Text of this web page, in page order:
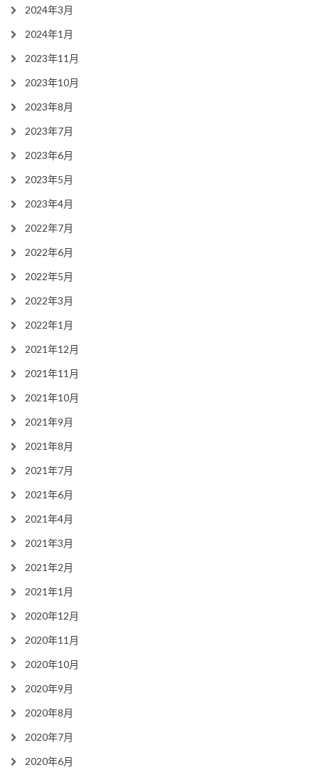
2024年3月
2024年1月
2023年11月
2023年10月
2023年8月
2023年7月
2023年6月
2023年5月
2023年4月
2022年7月
2022年6月
2022年5月
2022年3月
2022年1月
2021年12月
2021年11月
2021年10月
2021年9月
2021年8月
2021年7月
2021年6月
2021年4月
2021年3月
2021年2月
2021年1月
2020年12月
2020年11月
2020年10月
2020年9月
2020年8月
2020年7月
2020年6月